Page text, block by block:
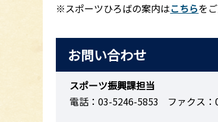
※スポーツひろばの案内はこちらを
お問い合わせ
スポーツ振興課担当
電話：03-5246-5853
ファクス